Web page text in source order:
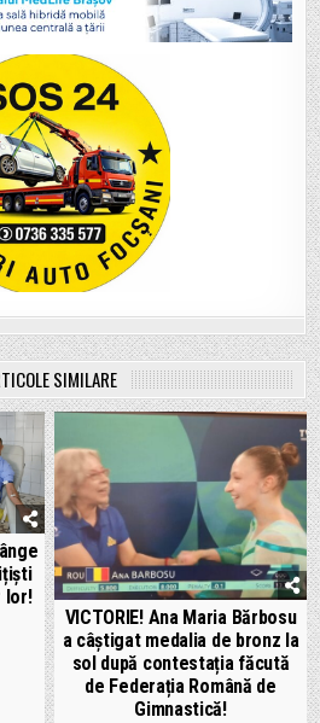
SIMILARE
lor!
VICTORIE! Ana Maria Bărbosu
a câștigat medalia de bronz la
sol după contestația făcută
de Federația Română de
Gimnastică!